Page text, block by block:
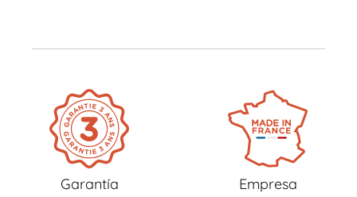
Garantía
Empresa